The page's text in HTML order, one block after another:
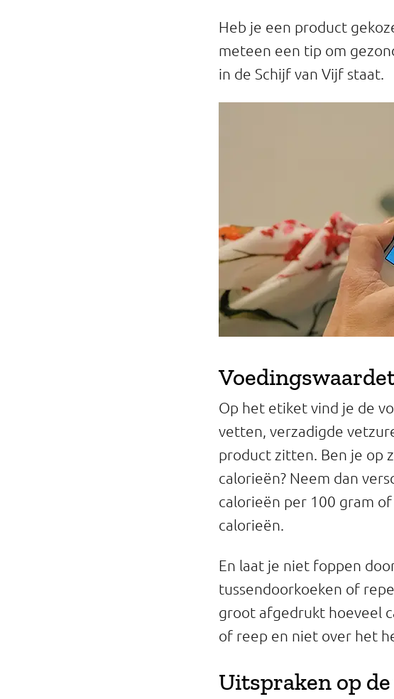
Heb je een product
meteen een tip om
in de Schijf van Vijf staat.
Op het etiket vind je de
vetten, verzadigde
product zitten. Ben je op
calorieën? Neem dan
calorieën per 100 gram
calorieën.
En laat je niet foppen
tussendoorkoeken of
groot afgedrukt hoeveel
of reep en niet over het
Uitspraken op